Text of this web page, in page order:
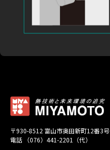
〒930-8512 富山市奥田新町12番3号
電話 （076）441-2201（代）